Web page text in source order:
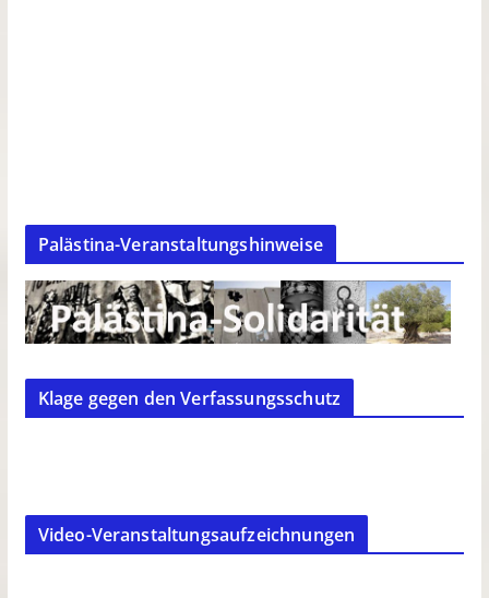
Palästina-Veranstaltungshinweise
Klage gegen den Verfassungsschutz
Video-Veranstaltungsaufzeichnungen